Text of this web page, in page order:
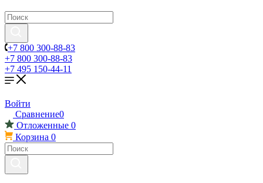
+7 800 300-88-83
+7 800 300-88-83
+7 495 150-44-11
Войти
Сравнение0
Отложенные 0
Корзина 0